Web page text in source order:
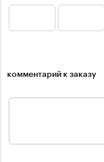
комментарий к заказу